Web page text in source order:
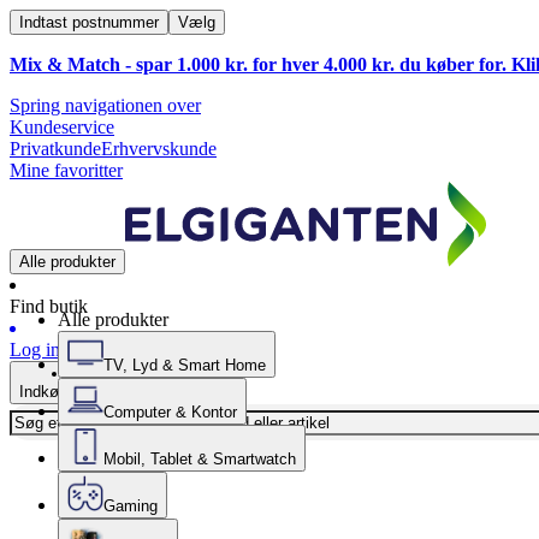
Indtast postnummer Vælg
Mix & Match - spar 1.000 kr. for hver 4.000 kr. du køber for.
Spring navigationen over
Kundeservice
PrivatkundeErhvervskunde
Mine favoritter
Alle produkter
Find butik
Log ind
Indkøbskurv
Alle produkter
TV, Lyd & Smart Home
Computer & Kontor
Mobil, Tablet & Smartwatch
Gaming